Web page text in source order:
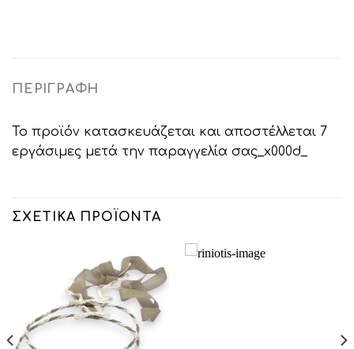
ΠΕΡΙΓΡΑΦΉ
Το προϊόν κατασκευάζεται και αποστέλλεται 7
εργάσιμες μετά την παραγγελία σας_x000d_
ΣΧΕΤΙΚΆ ΠΡΟΪΌΝΤΑ